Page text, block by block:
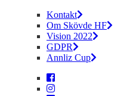
Kontakt
Om Skövde HF
Vision 2022
GDPR
Annliz Cup